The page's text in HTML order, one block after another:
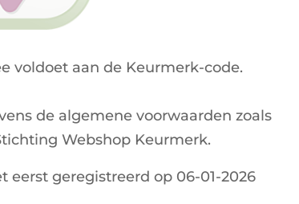
voldoet aan de Keurmerk-code.
de algemene voorwaarden zoals
Webshop Keurmerk.
eerst geregistreerd op 06-01-2026